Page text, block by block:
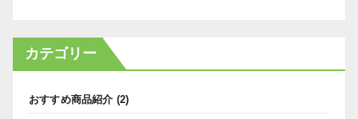
カテゴリー
おすすめ商品紹介 (2)